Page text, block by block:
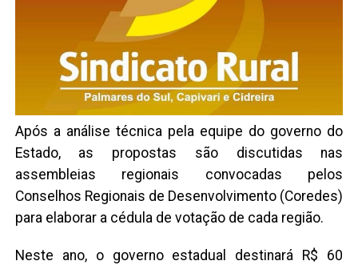
Após a análise técnica pela equipe do governo do
Estado, as propostas são discutidas nas
assembleias regionais convocadas pelos
Conselhos Regionais de Desenvolvimento (Coredes)
para elaborar a cédula de votação de cada região.
Neste ano, o governo estadual destinará R$ 60